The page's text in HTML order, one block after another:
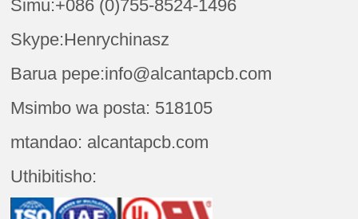
Simu:+086 (0)755-8524-1496
Skype:Henrychinasz
Barua pepe:info@alcantapcb.com
Msimbo wa posta: 518105
mtandao: alcantapcb.com
Uthibitisho: